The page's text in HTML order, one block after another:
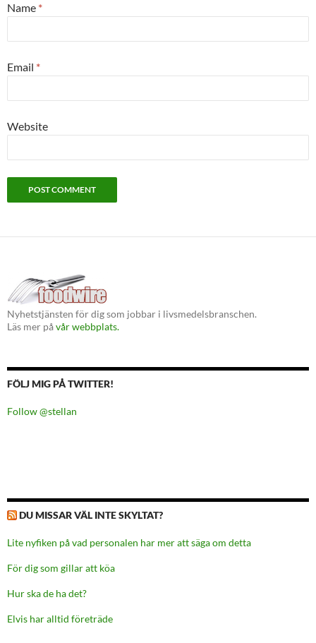
Name *
Email *
Website
Nyhetstjänsten för dig som jobbar i livsmedelsbranschen.
Läs mer påvår webbplats.
FÖLJ MIG PÅ TWITTER!
Follow @stellan
DU MISSAR VÄL INTE SKYLTAT?
Lite nyfiken på vad personalen har mer att säga om detta
För dig som gillar att köa
Hur ska de ha det?
Elvis har alltid företräde